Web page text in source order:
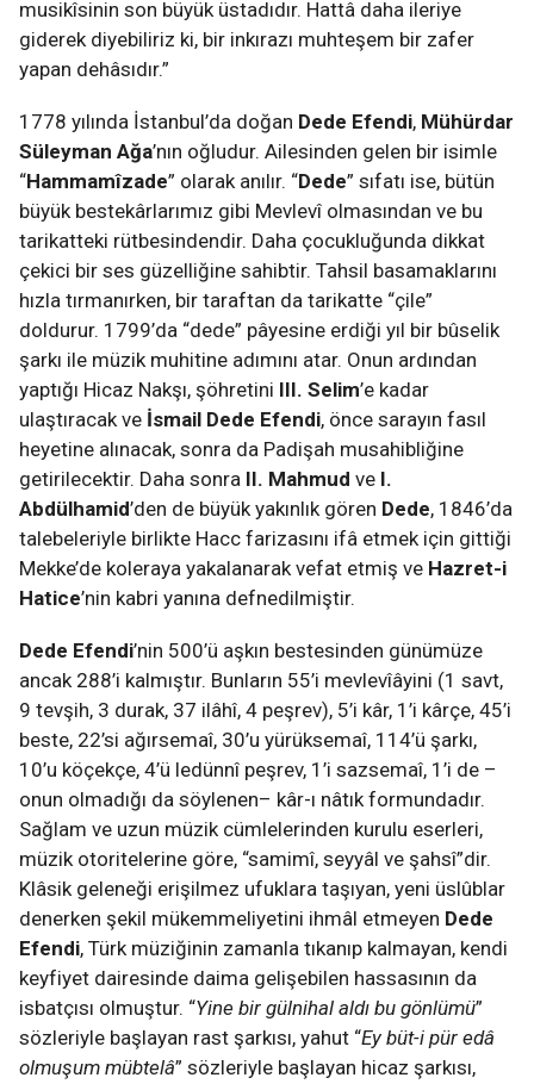
musikîsinin son büyük üstadıdır. Hattâ daha ileriye
giderek diyebiliriz ki, bir inkırazı muhteşem bir zafer
yapan dehâsıdır.”
1778 yılında İstanbul’da doğan Dede Efendi, Mühürdar
Süleyman Ağa’nın oğludur. Ailesinden gelen bir isimle
“Hammamîzade” olarak anılır. “Dede” sıfatı ise, bütün
büyük bestekârlarımız gibi Mevlevî olmasından ve bu
tarikatteki rütbesindendir. Daha çocukluğunda dikkat
çekici bir ses güzelliğine sahibtir. Tahsil basamaklarını
hızla tırmanırken, bir taraftan da tarikatte “çile”
doldurur. 1799’da “dede” pâyesine erdiği yıl bir bûselik
şarkı ile müzik muhitine adımını atar. Onun ardından
yaptığı Hicaz Nakşı, şöhretini III. Selim’e kadar
ulaştıracak ve İsmail Dede Efendi, önce sarayın fasıl
heyetine alınacak, sonra da Padişah musahibliğine
getirilecektir. Daha sonra II. Mahmud ve I.
Abdülhamid’den de büyük yakınlık gören Dede, 1846’da
talebeleriyle birlikte Hacc farizasını ifâ etmek için gittiği
Mekke’de koleraya yakalanarak vefat etmiş ve Hazret-i
Hatice’nin kabri yanına defnedilmiştir.
Dede Efendi’nin 500’ü aşkın bestesinden günümüze
ancak 288’i kalmıştır. Bunların 55’i mevlevîâyini (1 savt,
9 tevşih, 3 durak, 37 ilâhî, 4 peşrev), 5’i kâr, 1’i kârçe, 45’i
beste, 22’si ağırsemaî, 30’u yürüksemaî, 114’ü şarkı,
10’u köçekçe, 4’ü ledünnî peşrev, 1’i sazsemaî, 1’i de –
onun olmadığı da söylenen– kâr-ı nâtık formundadır.
Sağlam ve uzun müzik cümlelerinden kurulu eserleri,
müzik otoritelerine göre, “samimî, seyyâl ve şahsî”dir.
Klâsik geleneği erişilmez ufuklara taşıyan, yeni üslûblar
denerken şekil mükemmeliyetini ihmâl etmeyen Dede
Efendi, Türk müziğinin zamanla tıkanıp kalmayan, kendi
keyfiyet dairesinde daima gelişebilen hassasının da
isbatçısı olmuştur. “Yine bir gülnihal aldı bu gönlümü”
sözleriyle başlayan rast şarkısı, yahut “Ey büt-i pür edâ
olmuşum mübtelâ” sözleriyle başlayan hicaz şarkısı,